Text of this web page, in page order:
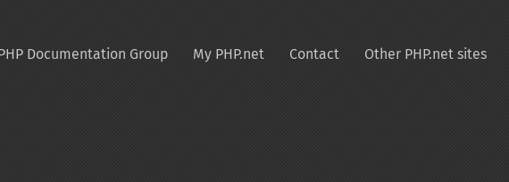
Documentation Group My PHP.net Contact Other PHP.net sites